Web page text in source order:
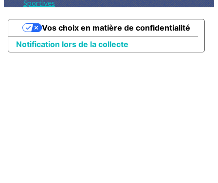
Sportives
Notification lors de la collecte
Vos choix en matière de confidentialité